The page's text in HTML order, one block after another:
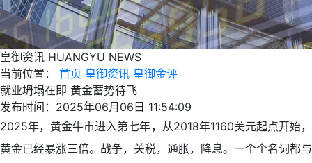
皇御资讯 HUANGYU NEWS
当前位置：
首页 皇御资讯 皇御金评
就业坍塌在即 黄金蓄势待飞
发布时间：2025年06月06日 11:54:09
2025年，黄金牛市进入第七年，从2018年1160美元起点开始，
黄金已经暴涨三倍。战争，关税，通胀，降息。一个个名词都与